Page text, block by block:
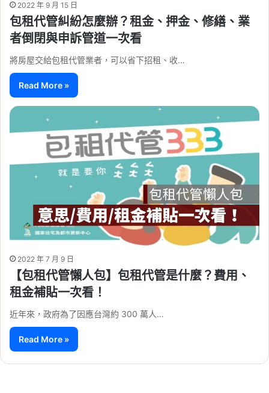
2022 年 9 月 15 日
包租代管糾紛怎麼辦？租金、押金、修繕、業
者倒閉與申訴管道一次看
將房屋交給包租代管業者，可以省下招租、收…
Read More »
2022 年 7 月 9 日
【包租代管懶人包】包租代管是什麼？費用、
租金補貼一次看！
近年來，政府為了因應台灣約 300 萬人…
Read More »